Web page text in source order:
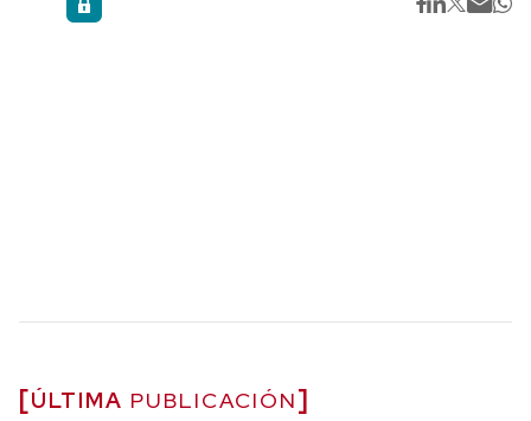
ÚLTIMA PUBLICACIÓN